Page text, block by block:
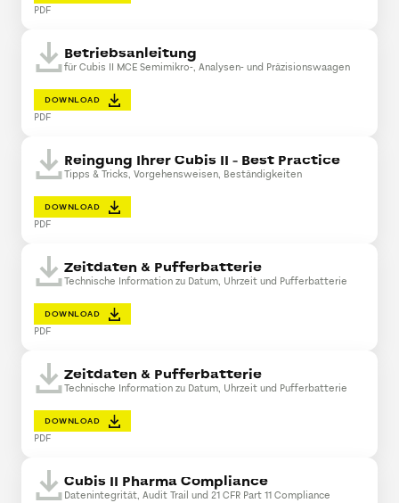
PDF
Betriebsanleitung
für Cubis II MCE Semimikro-, Analysen- und Präzisionswaagen
DOWNLOAD
PDF
Reingung Ihrer Cubis II - Best Practice
Tipps & Tricks, Vorgehensweisen, Beständigkeiten
DOWNLOAD
PDF
Zeitdaten & Pufferbatterie
Technische Information zu Datum, Uhrzeit und Pufferbatterie
DOWNLOAD
PDF
Zeitdaten & Pufferbatterie
Technische Information zu Datum, Uhrzeit und Pufferbatterie
DOWNLOAD
PDF
Cubis II Pharma Compliance
Datenintegrität, Audit Trail und 21 CFR Part 11 Compliance